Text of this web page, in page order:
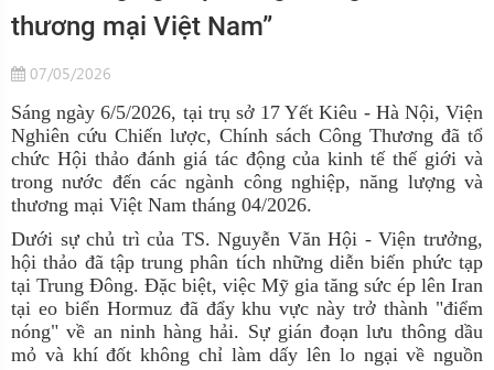
thương mại Việt Nam”
07/05/2026
Sáng ngày 6/5/2026, tại trụ sở 17 Yết Kiêu - Hà Nội, Viện
Nghiên cứu Chiến lược, Chính sách Công Thương đã tổ
chức Hội thảo đánh giá tác động của kinh tế thế giới và
trong nước đến các ngành công nghiệp, năng lượng và
thương mại Việt Nam tháng 04/2026.
Dưới sự chủ trì của TS. Nguyễn Văn Hội - Viện trưởng,
hội thảo đã tập trung phân tích những diễn biến phức tạp
tại Trung Đông. Đặc biệt, việc Mỹ gia tăng sức ép lên Iran
tại eo biển Hormuz đã đẩy khu vực này trở thành "điểm
nóng" về an ninh hàng hải. Sự gián đoạn lưu thông dầu
mỏ và khí đốt không chỉ làm dấy lên lo ngại về nguồn